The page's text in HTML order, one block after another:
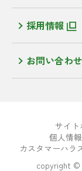
採用情報
お問い合わせ
サイト
個人情
カスタマーハラ
copyright ©